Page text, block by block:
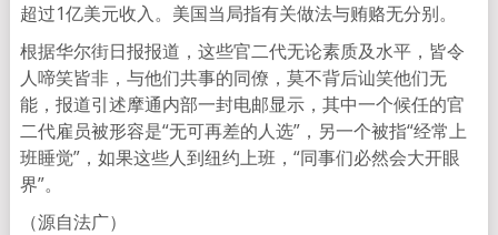
超过1亿美元收入。美国当局指有关做法与贿赂无分别。
根据华尔街日报报道，这些官二代无论素质及水平，皆令
人啼笑皆非，与他们共事的同僚，莫不背后讪笑他们无
能，报道引述摩通内部一封电邮显示，其中一个候任的官
二代雇员被形容是“无可再差的人选”，另一个被指“经常上
班睡觉”，如果这些人到纽约上班，“同事们必然会大开眼
界”。
（源自法广）